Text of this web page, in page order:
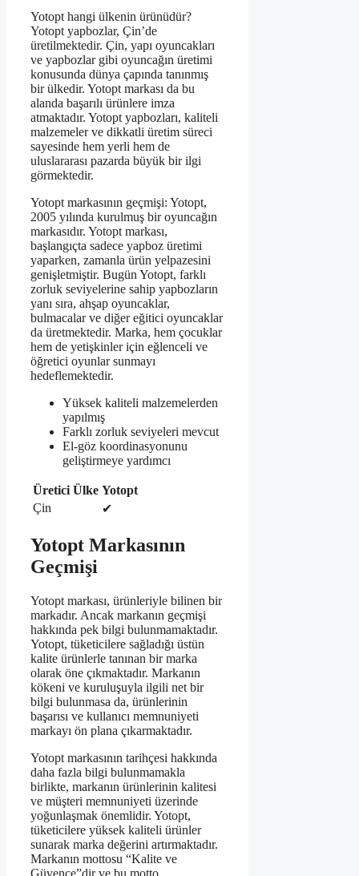
Yotopt hangi ülkenin ürünüdür?
Yotopt yapbozlar, Çin’de
üretilmektedir. Çin, yapı oyuncakları
ve yapbozlar gibi oyuncağın üretimi
konusunda dünya çapında tanınmış
bir ülkedir. Yotopt markası da bu
alanda başarılı ürünlere imza
atmaktadır. Yotopt yapbozları, kaliteli
malzemeler ve dikkatli üretim süreci
sayesinde hem yerli hem de
uluslararası pazarda büyük bir ilgi
görmektedir.
Yotopt markasının geçmişi: Yotopt,
2005 yılında kurulmuş bir oyuncağın
markasıdır. Yotopt markası,
başlangıçta sadece yapboz üretimi
yaparken, zamanla ürün yelpazesini
genişletmiştir. Bugün Yotopt, farklı
zorluk seviyelerine sahip yapbozların
yanı sıra, ahşap oyuncaklar,
bulmacalar ve diğer eğitici oyuncaklar
da üretmektedir. Marka, hem çocuklar
hem de yetişkinler için eğlenceli ve
öğretici oyunlar sunmayı
hedeflemektedir.
Yüksek kaliteli malzemelerden
yapılmış
Farklı zorluk seviyeleri mevcut
El-göz koordinasyonunu
geliştirmeye yardımcı
Üretici Ülke Yotopt
Çin
✔
Yotopt Markasının
Geçmişi
Yotopt markası, ürünleriyle bilinen bir
markadır. Ancak markanın geçmişi
hakkında pek bilgi bulunmamaktadır.
Yotopt, tüketicilere sağladığı üstün
kalite ürünlerle tanınan bir marka
olarak öne çıkmaktadır. Markanın
kökeni ve kuruluşuyla ilgili net bir
bilgi bulunmasa da, ürünlerinin
başarısı ve kullanıcı memnuniyeti
markayı ön plana çıkarmaktadır.
Yotopt markasının tarihçesi hakkında
daha fazla bilgi bulunmamakla
birlikte, markanın ürünlerinin kalitesi
ve müşteri memnuniyeti üzerinde
yoğunlaşmak önemlidir. Yotopt,
tüketicilere yüksek kaliteli ürünler
sunarak marka değerini artırmaktadır.
Markanın mottosu “Kalite ve
Güvence”dir ve bu motto